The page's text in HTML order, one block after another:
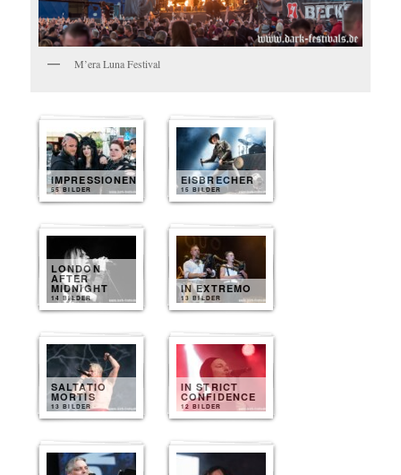
M’era Luna Festival
IMPRESSIONEN
55 BILDER
EISBRECHER
15 BILDER
LONDON
AFTER
MIDNIGHT
14 BILDER
IN EXTREMO
13 BILDER
SALTATIO
MORTIS
13 BILDER
IN STRICT
CONFIDENCE
12 BILDER